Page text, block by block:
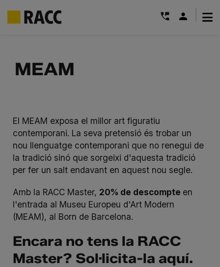
contentMEAM
El MEAM exposa el millor art figuratiu
contemporani. La seva pretensió és trobar un
nou llenguatge contemporani que no renegui de
la tradició sinó que sorgeixi d'aquesta tradició
per fer un salt endavant en aquest nou segle.
Amb la RACC Master, 20% de descompte en
l'entrada al Museu Europeu d'Art Modern
(MEAM), al Born de Barcelona.
Encara no tens la RACC
Master? Sol·licita-la aquí.